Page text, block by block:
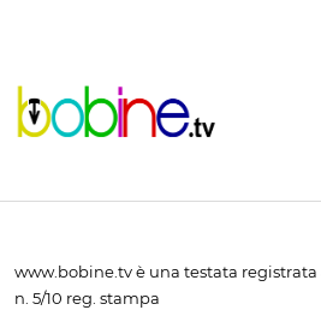
www.bobine.tv è una testata
n. 5/10 reg. stampa